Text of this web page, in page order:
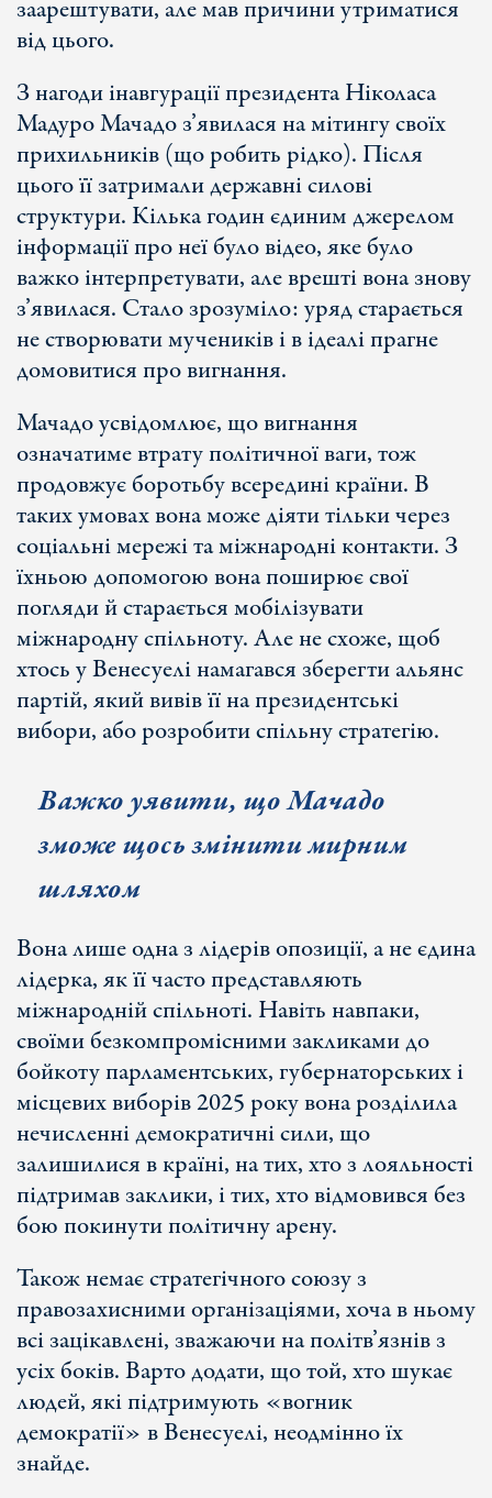
заарештувати, але мав причини утриматися
від цього.
З нагоди інавгурації президента Ніколаса
Мадуро Мачадо з’явилася на мітингу своїх
прихильників (що робить рідко). Після
цього її затримали державні силові
структури. Кілька годин єдиним джерелом
інформації про неї було відео, яке було
важко інтерпретувати, але врешті вона знову
з’явилася. Стало зрозуміло: уряд старається
не створювати мучеників і в ідеалі прагне
домовитися про вигнання.
Мачадо усвідомлює, що вигнання
означатиме втрату політичної ваги, тож
продовжує боротьбу всередині країни. В
таких умовах вона може діяти тільки через
соціальні мережі та міжнародні контакти. З
їхньою допомогою вона поширює свої
погляди й старається мобілізувати
міжнародну спільноту. Але не схоже, щоб
хтось у Венесуелі намагався зберегти альянс
партій, який вивів її на президентські
вибори, або розробити спільну стратегію.
Важко уявити, що Мачадо
зможе щось змінити мирним
шляхом
Вона лише одна з лідерів опозиції, а не єдина
лідерка, як її часто представляють
міжнародній спільноті. Навіть навпаки,
своїми безкомпромісними закликами до
бойкоту парламентських, губернаторських і
місцевих виборів 2025 року вона розділила
нечисленні демократичні сили, що
залишилися в країні, на тих, хто з лояльності
підтримав заклики, і тих, хто відмовився без
бою покинути політичну арену.
Також немає стратегічного союзу з
правозахисними організаціями, хоча в ньому
всі зацікавлені, зважаючи на політв’язнів з
усіх боків. Варто додати, що той, хто шукає
людей, які підтримують «вогник
демократії» в Венесуелі, неодмінно їх
знайде.